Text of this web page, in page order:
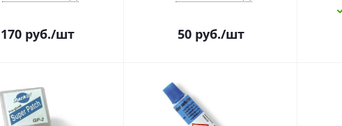
170руб./шт 50руб./шт